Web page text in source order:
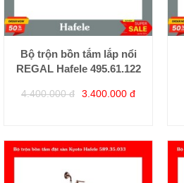
Bộ trộn bồn tắm lắp nổi
REGAL Hafele 495.61.122
4.400.000 đ 3.400.000 đ